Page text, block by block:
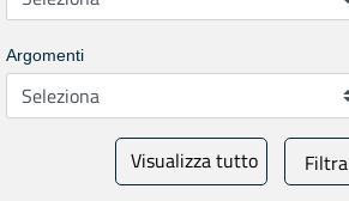
Argomenti
Visualizza tutto Filtra